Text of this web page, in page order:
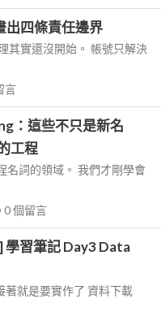
出四條責任邊界
其實還沒開始。 帳號只解決
言
：這些不只是新名
工程
名詞的領域。 我們才剛學會
0個留言
習筆記 Day3 Data
就是要實作了 資料下載